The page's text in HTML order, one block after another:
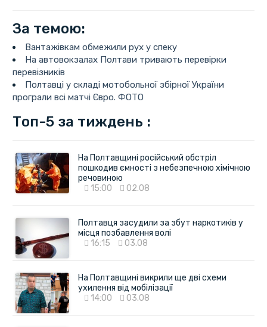
За темою:
Вантажівкам обмежили рух у спеку
На автовокзалах Полтави тривають перевірки
перевізників
Полтавці у складі мотобольної збірної України
програли всі матчі Євро. ФОТО
Топ-5 за тиждень :
На Полтавщині російський обстріл
пошкодив ємності з небезпечною хімічною
речовиною
15:00
02.08
Полтавця засудили за збут наркотиків у
місця позбавлення волі
16:15
03.08
На Полтавщині викрили ще дві схеми
ухилення від мобілізації
14:00
03.08